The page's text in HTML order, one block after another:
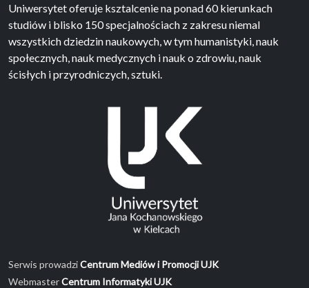
Uniwersytet oferuje ksztalcenie na ponad 60 kierunkach
studiów i blisko 150 specjalnościach z zakresu niemal
wszystkich dziedzin naukowych, w tym humanistyki, nauk
społecznych, nauk medycznych i nauk o zdrowiu, nauk
ścisłych i przyrodniczych, sztuki.
Serwis prowadziCentrum Mediów i Promocji UJK
WebmasterCentrum Informatyki UJK